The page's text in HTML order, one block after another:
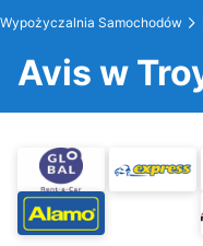
Wypożyczalnia Samochodów
Avis w